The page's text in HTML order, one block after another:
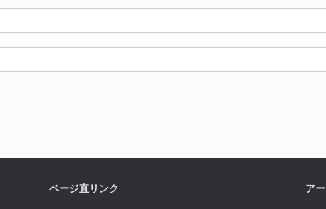
ページ直リンク ア